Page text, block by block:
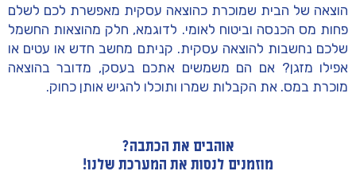
הוצאה של הבית שמוכרת כהוצאה עסקית מאפשרת לכם לשלם
פחות מס הכנסה וביטוח לאומי. לדוגמא, חלק מהוצאות החשמל
שלכם נחשבות להוצאה עסקית. קניתם מחשב חדש או עטים או
אפילו מזגן? אם הם משמשים אתכם בעסק, מדובר בהוצאה
מוכרת במס. את הקבלות שמרו ותוכלו להגיש אותן כחוק.
אוהבים את הכתבה?
מוזמנים לנסות את המערכת שלנו!